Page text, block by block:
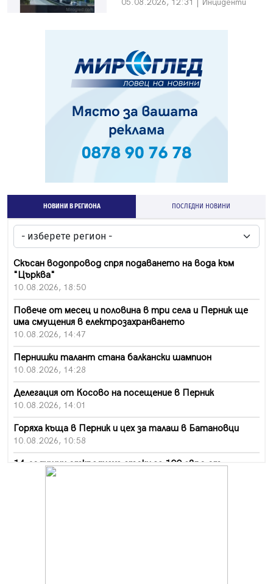
05.08.2026, 12:31 | Инциденти
НОВИНИ В РЕГИОНА ПОСЛЕДНИ НОВИНИ
Скъсан водопровод спря подаването на вода към
"Църква"
10.08.2026, 18:50
Повече от месец и половина в три села и Перник ще
има смущения в електрозахранването
10.08.2026, 14:47
Пернишки талант стана балкански шампион
10.08.2026, 14:28
Делегация от Косово на посещение в Перник
10.08.2026, 14:01
Горяха къща в Перник и цех за талаш в Батановци
10.08.2026, 10:58
14-годишни откраднаха стоки за 100 евро от
хипермаркет в Перник